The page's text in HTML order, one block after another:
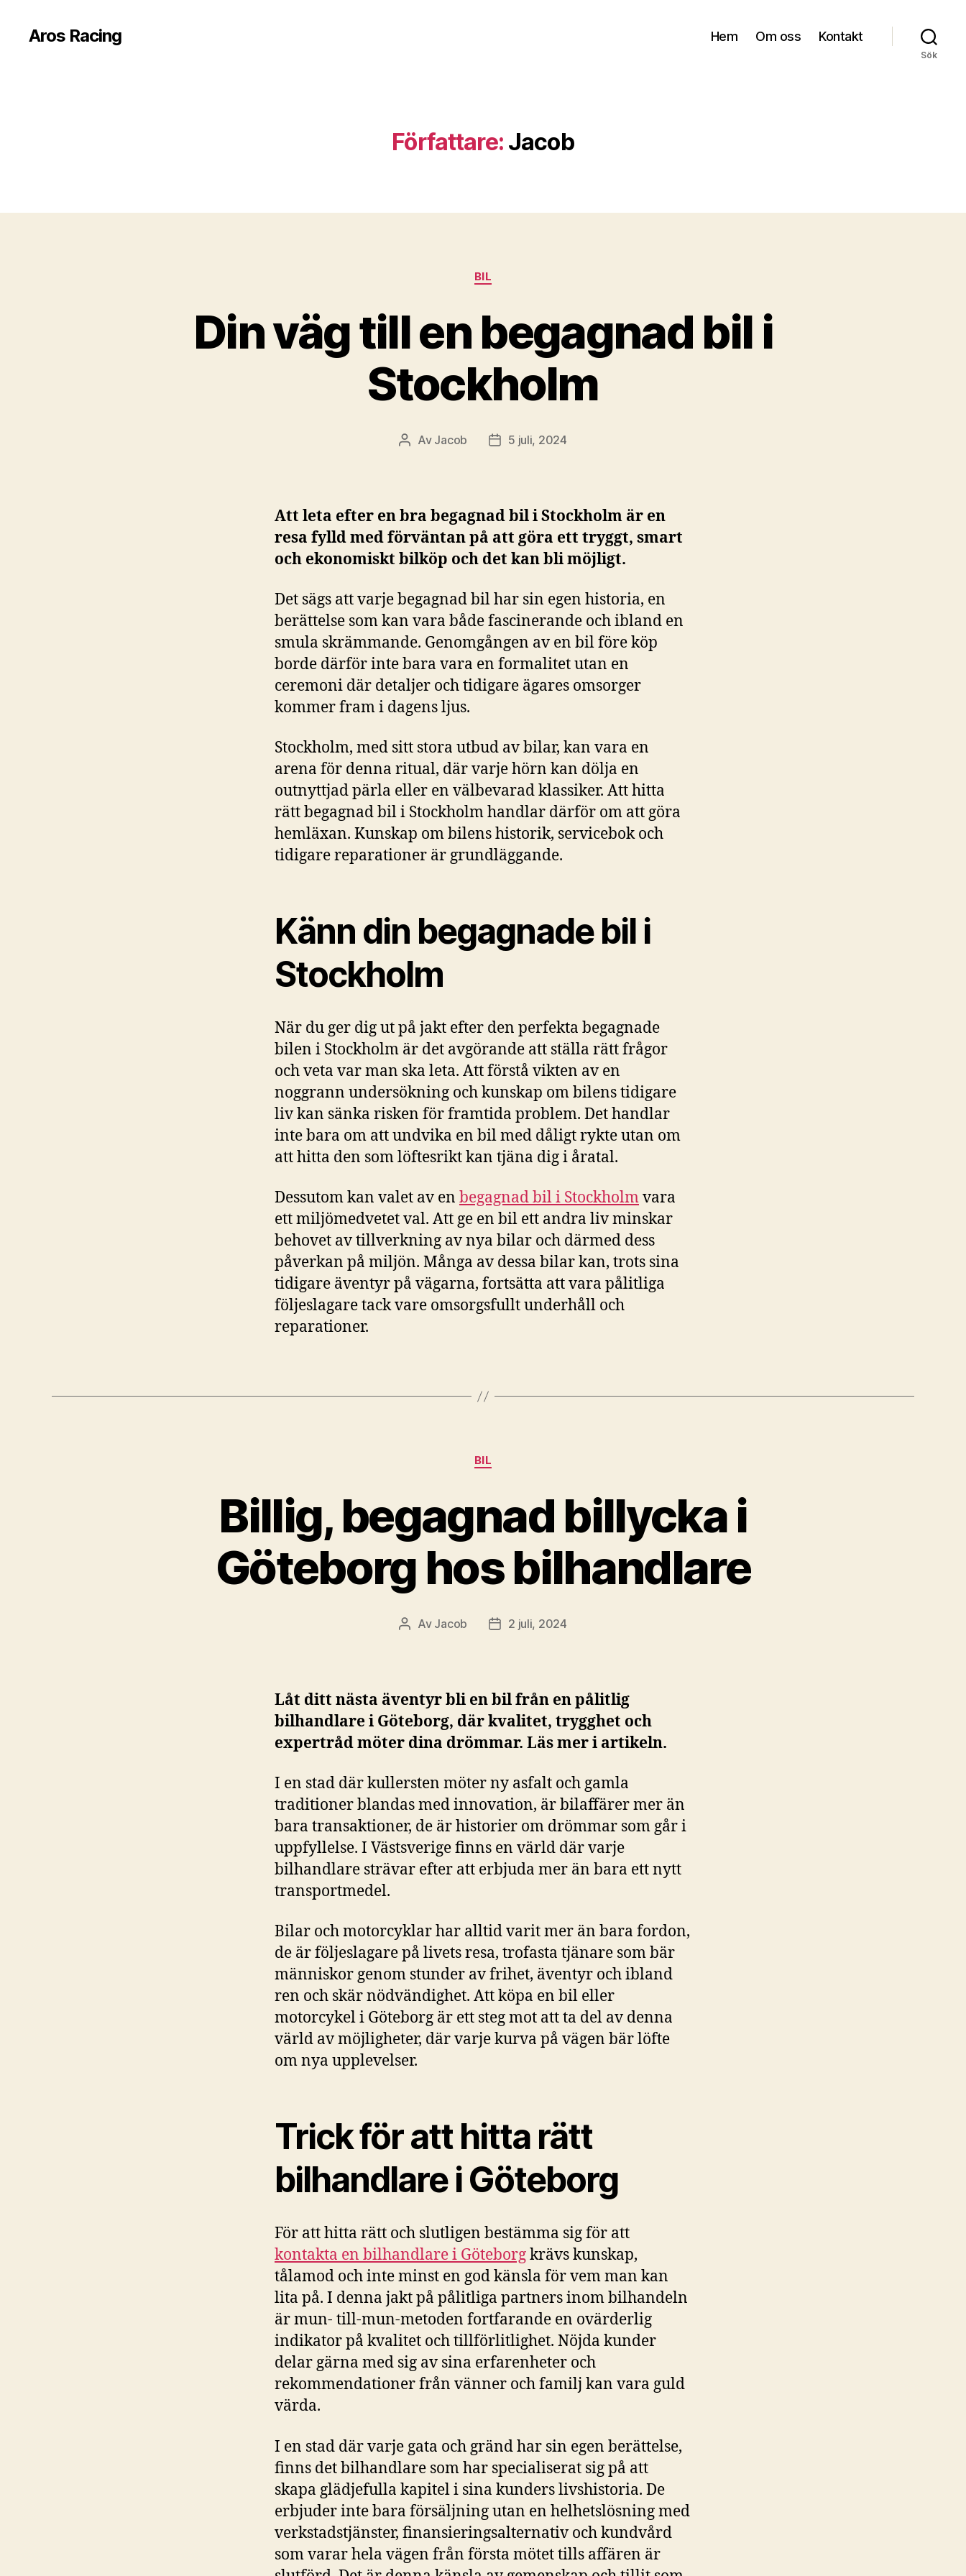
Aros Racing Hem Om oss Kontakt
Sök
Författare: Jacob
Kategorier
BIL
Din väg till en begagnad bil i
Stockholm
Inläggsförfattare
Av Jacob Inläggsdatum
5 juli, 2024
Att leta efter en bra begagnad bil i Stockholm är en
resa fylld med förväntan på att göra ett tryggt, smart
och ekonomiskt bilköp och det kan bli möjligt.
Det sägs att varje begagnad bil har sin egen historia, en
berättelse som kan vara både fascinerande och ibland en
smula skrämmande. Genomgången av en bil före köp
borde därför inte bara vara en formalitet utan en
ceremoni där detaljer och tidigare ägares omsorger
kommer fram i dagens ljus.
Stockholm, med sitt stora utbud av bilar, kan vara en
arena för denna ritual, där varje hörn kan dölja en
outnyttjad pärla eller en välbevarad klassiker. Att hitta
rätt begagnad bil i Stockholm handlar därför om att göra
hemläxan. Kunskap om bilens historik, servicebok och
tidigare reparationer är grundläggande.
Känn din begagnade bil i
Stockholm
När du ger dig ut på jakt efter den perfekta begagnade
bilen i Stockholm är det avgörande att ställa rätt frågor
och veta var man ska leta. Att förstå vikten av en
noggrann undersökning och kunskap om bilens tidigare
liv kan sänka risken för framtida problem. Det handlar
inte bara om att undvika en bil med dåligt rykte utan om
att hitta den som löftesrikt kan tjäna dig i åratal.
Dessutom kan valet av en begagnad bil i Stockholmvara
ett miljömedvetet val. Att ge en bil ett andra liv minskar
behovet av tillverkning av nya bilar och därmed dess
påverkan på miljön. Många av dessa bilar kan, trots sina
tidigare äventyr på vägarna, fortsätta att vara pålitliga
följeslagare tack vare omsorgsfullt underhåll och
reparationer.
Kategorier
BIL
Billig, begagnad billycka i
Göteborg hos bilhandlare
Inläggsförfattare
Av Jacob Inläggsdatum
2 juli, 2024
Låt ditt nästa äventyr bli en bil från en pålitlig
bilhandlare i Göteborg, där kvalitet, trygghet och
expertråd möter dina drömmar. Läs mer i artikeln.
I en stad där kullersten möter ny asfalt och gamla
traditioner blandas med innovation, är bilaffärer mer än
bara transaktioner, de är historier om drömmar som går i
uppfyllelse. I Västsverige finns en värld där varje
bilhandlare strävar efter att erbjuda mer än bara ett nytt
transportmedel.
Bilar och motorcyklar har alltid varit mer än bara fordon,
de är följeslagare på livets resa, trofasta tjänare som bär
människor genom stunder av frihet, äventyr och ibland
ren och skär nödvändighet. Att köpa en bil eller
motorcykel i Göteborg är ett steg mot att ta del av denna
värld av möjligheter, där varje kurva på vägen bär löfte
om nya upplevelser.
Trick för att hitta rätt
bilhandlare i Göteborg
För att hitta rätt och slutligen bestämma sig för att
kontakta en bilhandlare i Göteborgkrävs kunskap,
tålamod och inte minst en god känsla för vem man kan
lita på. I denna jakt på pålitliga partners inom bilhandeln
är mun- till-mun-metoden fortfarande en ovärderlig
indikator på kvalitet och tillförlitlighet. Nöjda kunder
delar gärna med sig av sina erfarenheter och
rekommendationer från vänner och familj kan vara guld
värda.
I en stad där varje gata och gränd har sin egen berättelse,
finns det bilhandlare som har specialiserat sig på att
skapa glädjefulla kapitel i sina kunders livshistoria. De
erbjuder inte bara försäljning utan en helhetslösning med
verkstadstjänster, finansieringsalternativ och kundvård
som varar hela vägen från första mötet tills affären är